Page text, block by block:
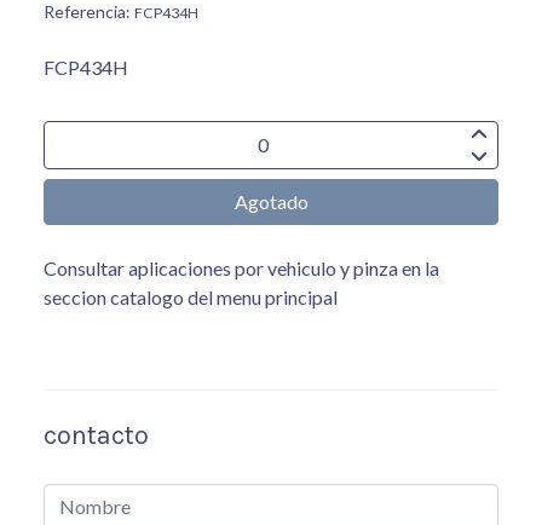
Referencia: FCP434H
FCP434H
Agotado
Consultar aplicaciones por vehiculo y pinza en la
seccion catalogo del menu principal
contacto